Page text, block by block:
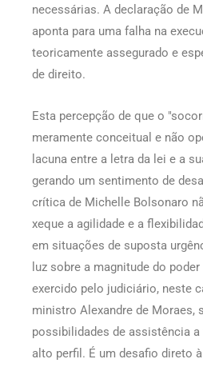
necessárias. A declaração de
aponta para uma falha na
teoricamente assegurado e
de direito.
Esta percepção de que o
meramente conceitual e não
lacuna entre a letra da lei e a
gerando um sentimento de
crítica de Michelle Bolsonaro
xeque a agilidade e a
em situações de suposta
luz sobre a magnitude do
exercido pelo judiciário, neste
ministro Alexandre de Moraes,
possibilidades de assistência
alto perfil. É um desafio direto